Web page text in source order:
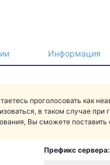
Информация
проголосовать как
в таком случае при
Вы сможете поставить
Префикс сервера: